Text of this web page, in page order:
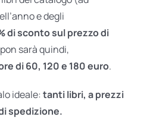
e degli
di sconto sul prezzo di
sarà quindi,
di 60, 120 e 180 euro.
ideale: tanti libri, a prezzi
spedizione.